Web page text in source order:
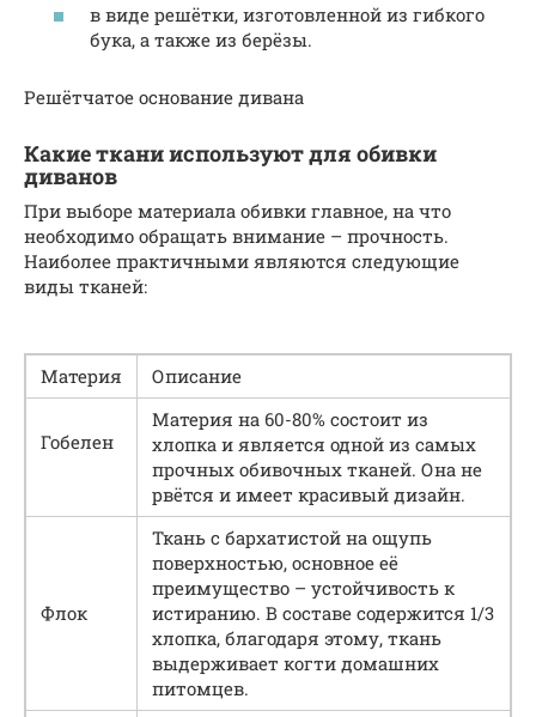
в виде решётки, изготовленной из гибкого
бука, а также из берёзы.
Решётчатое основание дивана
Какие ткани используют для обивки
диванов
При выборе материала обивки главное, на что
необходимо обращать внимание – прочность.
Наиболее практичными являются следующие
виды тканей:
Материя Описание
Гобелен
Материя на 60-80% состоит из
хлопка и является одной из самых
прочных обивочных тканей. Она не
рвётся и имеет красивый дизайн.
Флок
Ткань с бархатистой на ощупь
поверхностью, основное её
преимущество – устойчивость к
истиранию. В составе содержится 1/3
хлопка, благодаря этому, ткань
выдерживает когти домашних
питомцев.